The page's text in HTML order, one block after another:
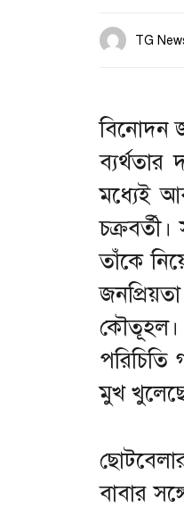
TG
বিনোদন
মধ্যেই
তাঁকে
কৌতূহল।
পরিচিতি
মুখ
বাবার